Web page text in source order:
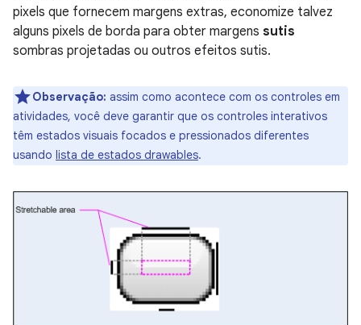
pixels que fornecem margens extras, economize talvez
alguns pixels de borda para obter margens sutis
sombras projetadas ou outros efeitos sutis.
Observação: assim como acontece com os controles em
atividades, você deve garantir que os controles interativos
têm estados visuais focados e pressionados diferentes
usando lista de estados drawables.